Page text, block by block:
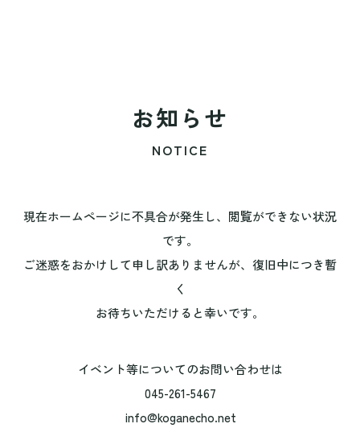
お知らせ
NOTICE
現在ホームページに不具合が発生し、閲覧ができない状況
です。
ご迷惑をおかけして申し訳ありませんが、復旧中につき暫
く
お待ちいただけると幸いです。
イベント等についてのお問い合わせは
045-261-5467
info@koganecho.net